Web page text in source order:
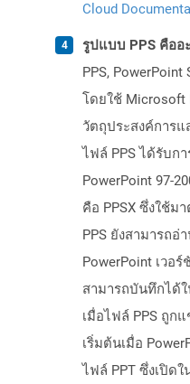
Cloud
รูปแบบ PPS คืออ
PPS,
โดยใช้ Microsoft
วัตถุประสงค์การแ
ไฟล์ PPS ได้รับก
PowerPoint 97-
คือ PPSX ซึ่งใช้ม
PPS ยังสามารถ
PowerPoint เวอ
สามารถบันทึกได้
เมื่อไฟล์ PPS ถูก
เริ่มต้นเมื่อ
ไฟล์ PPT ซึ่งเปิด